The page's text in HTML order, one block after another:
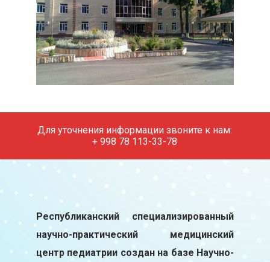
Для уточнения информации звоните к нам:
+ 998 78 113-33-78
Республиканский специализированный
научно-практический медицинский
центр педиатрии создан на базе Научно-